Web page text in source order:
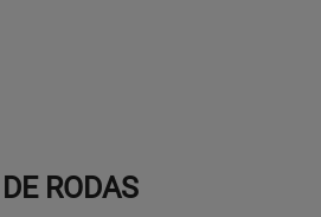
RODAS